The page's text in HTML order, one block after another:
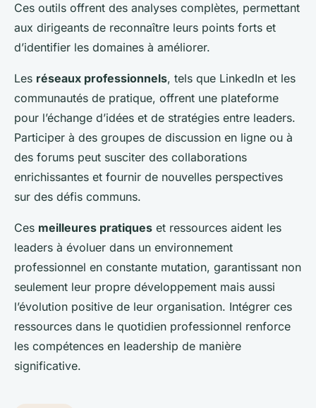
Ces outils offrent des analyses complètes, permettant
aux dirigeants de reconnaître leurs points forts et
d’identifier les domaines à améliorer.
Les réseaux professionnels, tels que LinkedIn et les
communautés de pratique, offrent une plateforme
pour l’échange d’idées et de stratégies entre leaders.
Participer à des groupes de discussion en ligne ou à
des forums peut susciter des collaborations
enrichissantes et fournir de nouvelles perspectives
sur des défis communs.
Ces meilleures pratiques et ressources aident les
leaders à évoluer dans un environnement
professionnel en constante mutation, garantissant non
seulement leur propre développement mais aussi
l’évolution positive de leur organisation. Intégrer ces
ressources dans le quotidien professionnel renforce
les compétences en leadership de manière
significative.